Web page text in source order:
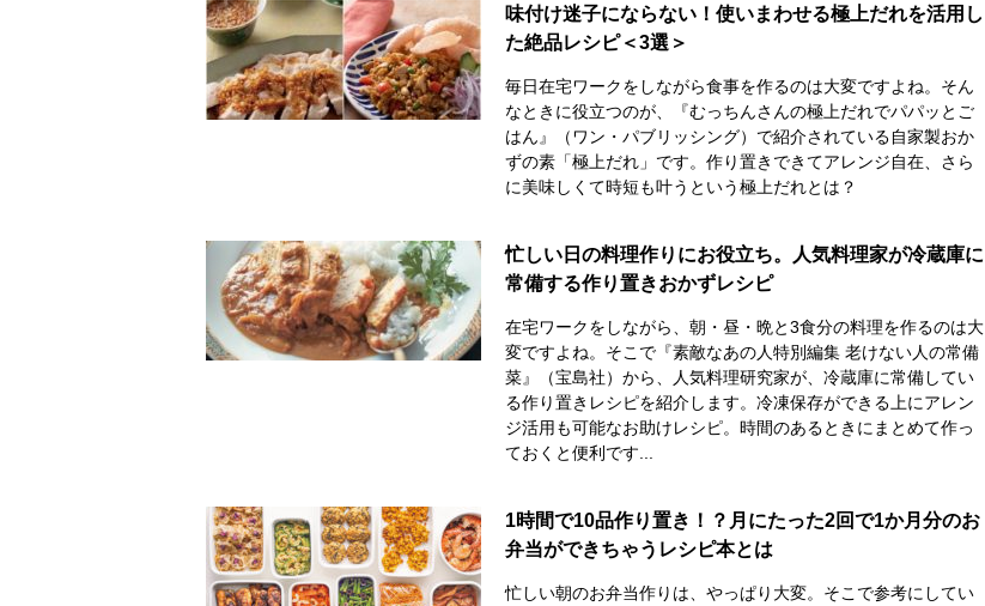
味付け迷子にならない！使いまわせる極上だれを活用し
た絶品レシピ＜3選＞
毎日在宅ワークをしながら食事を作るのは大変ですよね。そん
なときに役立つのが、『むっちんさんの極上だれでパパッとご
はん』（ワン・パブリッシング）で紹介されている自家製おか
ずの素「極上だれ」です。作り置きできてアレンジ自在、さら
に美味しくて時短も叶うという極上だれとは？
忙しい日の料理作りにお役立ち。人気料理家が冷蔵庫に
常備する作り置きおかずレシピ
在宅ワークをしながら、朝・昼・晩と3食分の料理を作るのは大
変ですよね。そこで『素敵なあの人特別編集 老けない人の常備
菜』（宝島社）から、人気料理研究家が、冷蔵庫に常備してい
る作り置きレシピを紹介します。冷凍保存ができる上にアレン
ジ活用も可能なお助けレシピ。時間のあるときにまとめて作っ
ておくと便利です...
1時間で10品作り置き！？月にたった2回で1か月分のお
弁当ができちゃうレシピ本とは
忙しい朝のお弁当作りは、やっぱり大変。そこで参考にしてい